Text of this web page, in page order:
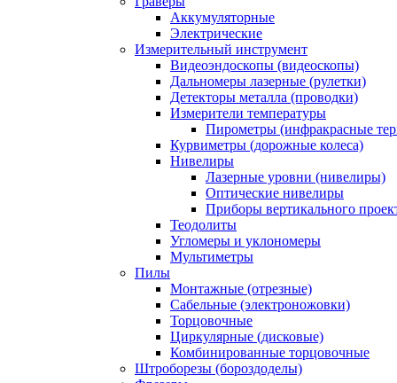
Аккумуляторные
Электрические
Измерительный инструмент
Видеоэндоскопы (видеоскопы)
Дальномеры лазерные (рулетки)
Детекторы металла (проводки)
Измерители температуры
Пирометры (инфракрасные
Курвиметры (дорожные колеса)
Нивелиры
Лазерные уровни (нивелиры)
Оптические нивелиры
Приборы вертикального
Теодолиты
Угломеры и уклономеры
Мультиметры
Пилы
Монтажные (отрезные)
Сабельные (электроножовки)
Торцовочные
Циркулярные (дисковые)
Комбинированные торцовочные
Штроборезы (бороздоделы)